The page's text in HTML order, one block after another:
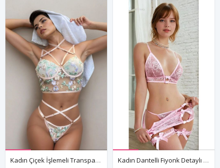
Kadın Çiçek İşlemeli Transparan Büstiyer İç Çamaşırı Takımı Kadın Dantelli Fiyonk Detaylı Pembe Etek Sütyen Külot Fantezi İç Çamaşırı Takımı